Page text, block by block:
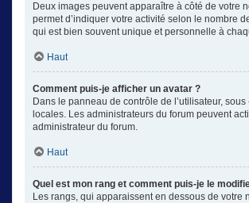
Deux images peuvent apparaître à côté de votre
permet d’indiquer votre activité selon le nombre
qui est bien souvent unique et personnelle à
Haut
Comment puis-je afficher un avatar ?
Dans le panneau de contrôle de l’utilisateur,
locales. Les administrateurs du forum peuvent
administrateur du forum.
Haut
Quel est mon rang et comment puis-je le
Les rangs, qui apparaissent en dessous de